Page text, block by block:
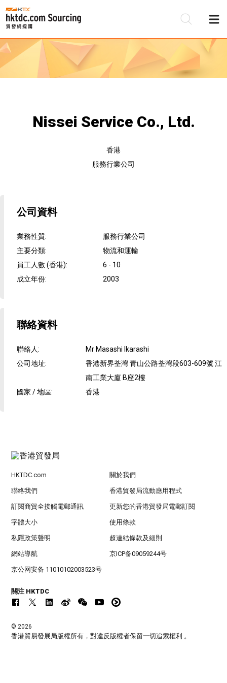
Nissei Service Co., Ltd.
香港
服務行業公司
公司資料
業務性質:
服務行業公司
主要分類:
物流和運輸
員工人數 (香港):
6 - 10
成立年份: 2003
聯絡資料
聯絡人:
Mr Masashi Ikarashi
公司地址:
香港新界荃灣 青山公路荃灣段603-609號 江
南工業大廈 B座2樓
國家 / 地區: 香港
HKTDC.com 關於我們
聯絡我們 香港貿發局流動應用程式
訂閱商貿全接觸電郵通訊 更新您的香港貿發局電郵訂閱
字體大小 使用條款
私隱政策聲明 超連結條款及細則
網站導航 京ICP备09059244号
京公网安备 11010102003523号
關注 HKTDC
© 2026
香港貿易發展局版權所有，對違反版權者保留一切追索權利 。